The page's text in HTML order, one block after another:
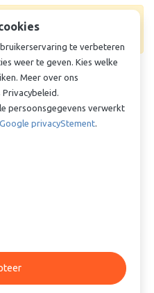
offerte aan voor
producten
Cilinderbus - Lagerbus -
Glijlager - TEF-MET - Staal /
PTFE - 50/55x45 mm
te verbeteren
weer te geven. Kies welke
Meer over ons
persoonsgegevens verwerkt
Google privacyStement.